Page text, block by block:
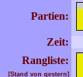
Partien:
Zeit:
Rangliste:
[Stand von gestern]